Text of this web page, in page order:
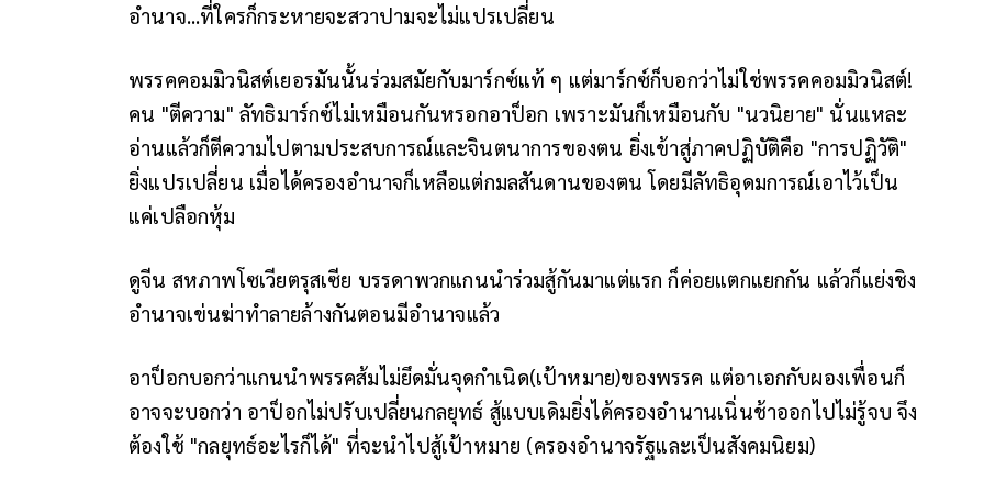
อำนาจ...ที่ใครก็กระหายจะสวาปามจะไม่แปรเปลี่ยน
พรรคคอมมิวนิสต์เยอรมันนั้นร่วมสมัยกับมาร์กซ์แท้ ๆ แต่มาร์กซ์ก็บอกว่าไม่ใช่พรรคคอมมิวนิสต์!
คน "ตีความ" ลัทธิมาร์กซ์ไม่เหมือนกันหรอกอาป็อก เพราะมันก็เหมือนกับ "นวนิยาย" นั่นแหละ
อ่านแล้วก็ตีความไปตามประสบการณ์และจินตนาการของตน ยิ่งเข้าสู่ภาคปฏิบัติคือ "การปฏิวัติ"
ยิ่งแปรเปลี่ยน เมื่อได้ครองอำนาจก็เหลือแต่กมลสันดานของตน โดยมีลัทธิอุดมการณ์เอาไว้เป็น
แค่เปลือกหุ้ม
ดูจีน สหภาพโซเวียตรุสเซีย บรรดาพวกแกนนำร่วมสู้กันมาแต่แรก ก็ค่อยแตกแยกกัน แล้วก็แย่งชิง
อำนาจเข่นฆ่าทำลายล้างกันตอนมีอำนาจแล้ว
อาป็อกบอกว่าแกนนำพรรคส้มไม่ยึดมั่นจุดกำเนิด(เป้าหมาย)ของพรรค แต่อาเอกกับผองเพื่อนก็
อาจจะบอกว่า อาป็อกไม่ปรับเปลี่ยนกลยุทธ์ สู้แบบเดิมยิ่งได้ครองอำนานเนิ่นช้าออกไปไม่รู้จบ จึง
ต้องใช้ "กลยุทธ์อะไรก็ได้" ที่จะนำไปสู้เป้าหมาย (ครองอำนาจรัฐและเป็นสังคมนิยม)